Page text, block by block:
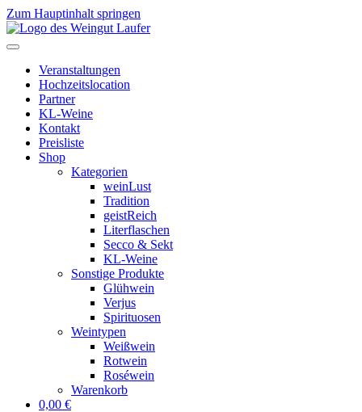
Zum Hauptinhalt springen
Veranstaltungen
Hochzeitslocation
Partner
KL-Weine
Kontakt
Preisliste
Shop
Kategorien
weinLust
Tradition
geistReich
Literflaschen
Secco & Sekt
KL-Weine
Sonstige Produkte
Glühwein
Verjus
Spirituosen
Weintypen
Weißwein
Rotwein
Roséwein
Warenkorb
0,00 €